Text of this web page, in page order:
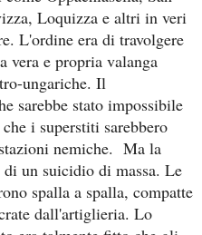
Loquizza e altri in veri
L'ordine era di travolgere
vera e propria valanga
ungariche. Il
sarebbe stato impossibile
i superstiti sarebbero
nemiche. Ma la
un suicidio di massa. Le
spalla a spalla, compatte
dall'artiglieria. Lo